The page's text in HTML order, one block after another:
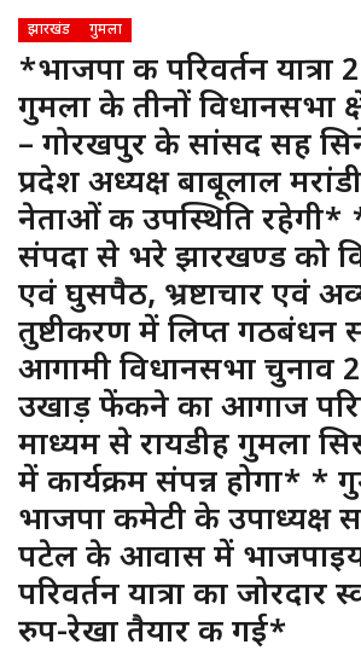
झारखंड गुमला
*भाजपा की परिवर्तन यात्रा
गुमला के तीनों विधानसभा
– गोरखपुर के सांसद सह
प्रदेश अध्यक्ष बाबूलाल
नेताओं की उपस्थिति
संपदा से भरे झारखण्ड को
एवं घुसपैठ, भ्रष्टाचार एवं
तुष्टीकरण में लिप्त गठबंधन
आगामी विधानसभा चुनाव
उखाड़ फेंकने का आगाज
माध्यम से रायडीह गुमला
में कार्यक्रम संपन्न होगा* *
भाजपा कमेटी के उपाध्यक्ष
पटेल के आवास में
परिवर्तन यात्रा का जोरदार
रुप-रेखा तैयार की गई*